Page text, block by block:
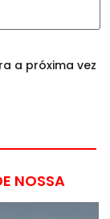
a próxima vez
NOSSA